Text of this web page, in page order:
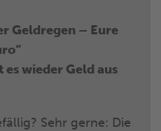
Geldregen – Eure
wieder Geld aus
Sehr gerne: Die